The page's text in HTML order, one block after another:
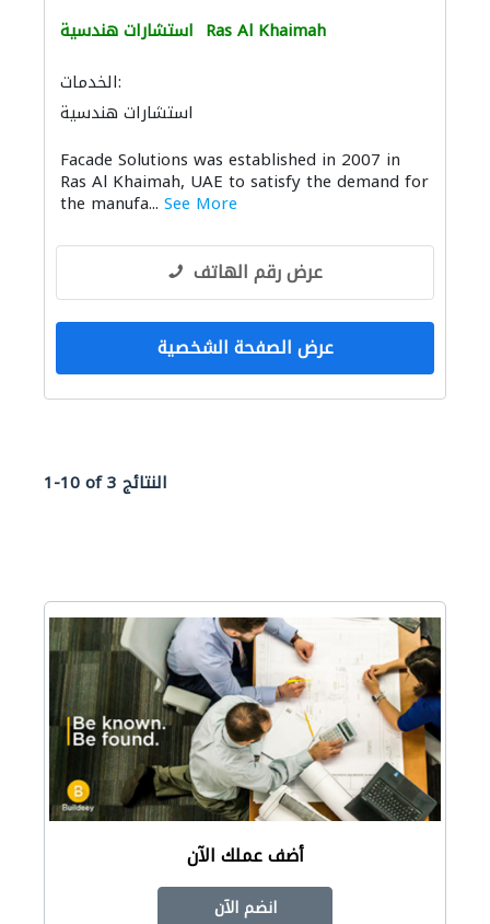
استشارات هندسية Ras Al Khaimah
الخدمات:
استشارات هندسية
Facade Solutions was established in 2007 in
Ras Al Khaimah, UAE to satisfy the demand for
the manufa... See More
عرض رقم الهاتف
عرض الصفحة الشخصية
1-10 of 3 النتائج
أضف عملك الآن
انضم الآن